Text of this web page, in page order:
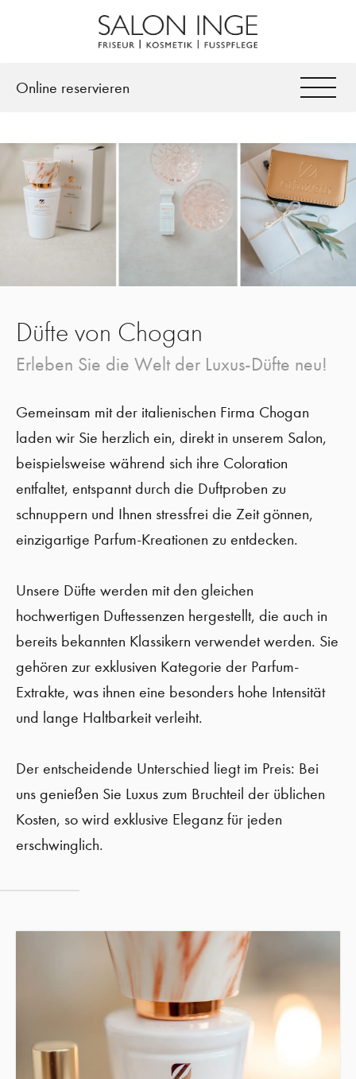
Online reservieren
Facebook
Düfte von Chogan
Erleben Sie die Welt der Luxus-Düfte neu!
Gemeinsam mit der italienischen Firma Chogan
laden wir Sie herzlich ein, direkt in unserem Salon,
beispielsweise während sich ihre Coloration
entfaltet, entspannt durch die Duftproben zu
schnuppern und Ihnen stressfrei die Zeit gönnen,
einzigartige Parfum-Kreationen zu entdecken.
Unsere Düfte werden mit den gleichen
hochwertigen Duftessenzen hergestellt, die auch in
bereits bekannten Klassikern verwendet werden. Sie
gehören zur exklusiven Kategorie der Parfum-
Extrakte, was ihnen eine besonders hohe Intensität
und lange Haltbarkeit verleiht.
Der entscheidende Unterschied liegt im Preis: Bei
uns genießen Sie Luxus zum Bruchteil der üblichen
Kosten, so wird exklusive Eleganz für jeden
erschwinglich.